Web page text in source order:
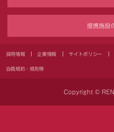
提携施設
採用情報 企業情報 サイトポリシー
会員規約・規則等
Copyright ©